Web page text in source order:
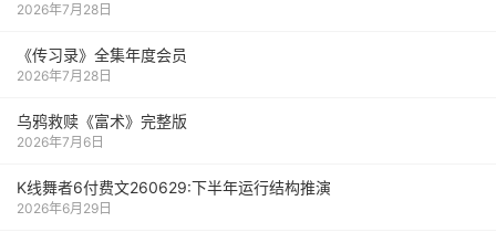
2026年7月28日
《传习录》全集年度会员
2026年7月28日
乌鸦救赎《富术》完整版
2026年7月6日
K线舞者6付费文260629:下半年运行结构推演
2026年6月29日